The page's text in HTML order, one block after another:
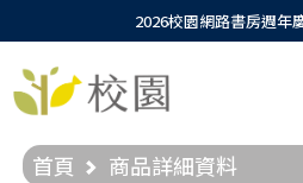
2026校園網路書房週年
首頁 商品詳細資料